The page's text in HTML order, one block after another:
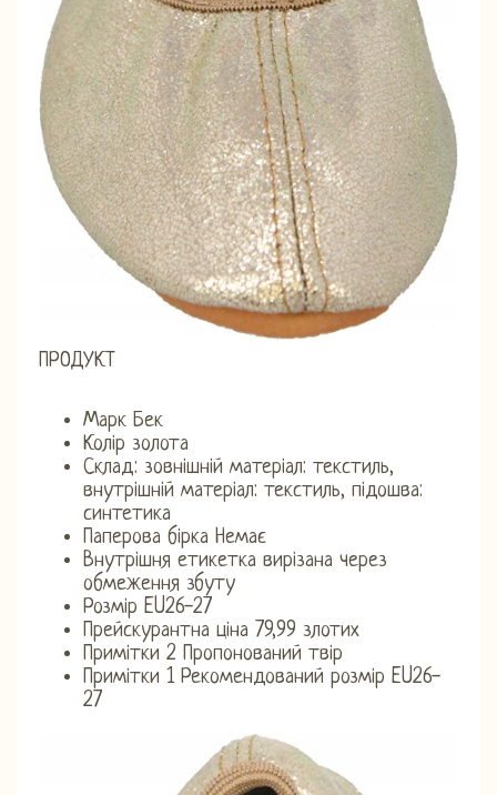
ПРОДУКТ
Марк Бек
Колір золота
Склад: зовнішній матеріал: текстиль,
внутрішній матеріал: текстиль, підошва:
синтетика
Паперова бірка Немає
Внутрішня етикетка вирізана через
обмеження збуту
Розмір EU26-27
Прейскурантна ціна 79,99 злотих
Примітки 2 Пропонований твір
Примітки 1 Рекомендований розмір EU26-
27